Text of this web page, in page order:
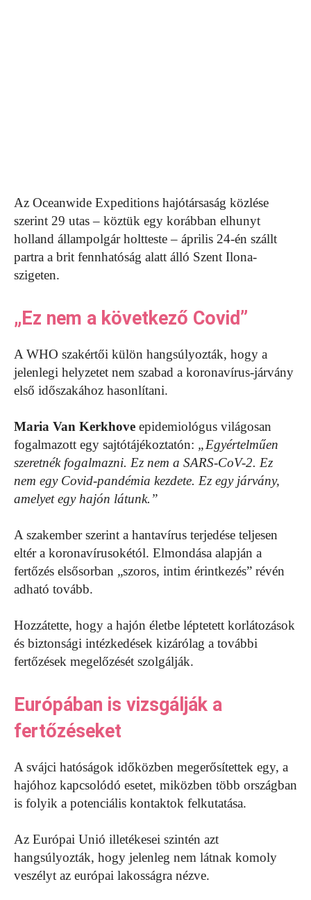
Az Oceanwide Expeditions hajótársaság közlése
szerint 29 utas – köztük egy korábban elhunyt
holland állampolgár holtteste – április 24-én szállt
partra a brit fennhatóság alatt álló Szent Ilona-
szigeten.
„Ez nem a következő Covid”
A WHO szakértői külön hangsúlyozták, hogy a
jelenlegi helyzetet nem szabad a koronavírus-járvány
első időszakához hasonlítani.
Maria Van Kerkhove epidemiológus világosan
fogalmazott egy sajtótájékoztatón: „Egyértelműen
szeretnék fogalmazni. Ez nem a SARS-CoV-2. Ez
nem egy Covid-pandémia kezdete. Ez egy járvány,
amelyet egy hajón látunk.”
A szakember szerint a hantavírus terjedése teljesen
eltér a koronavírusokétól. Elmondása alapján a
fertőzés elsősorban „szoros, intim érintkezés” révén
adható tovább.
Hozzátette, hogy a hajón életbe léptetett korlátozások
és biztonsági intézkedések kizárólag a további
fertőzések megelőzését szolgálják.
Európában is vizsgálják a
fertőzéseket
A svájci hatóságok időközben megerősítettek egy, a
hajóhoz kapcsolódó esetet, miközben több országban
is folyik a potenciális kontaktok felkutatása.
Az Európai Unió illetékesei szintén azt
hangsúlyozták, hogy jelenleg nem látnak komoly
veszélyt az európai lakosságra nézve.